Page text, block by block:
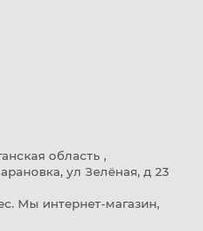
область ,
ул Зелёная, д 23
Мы интернет-магазин,